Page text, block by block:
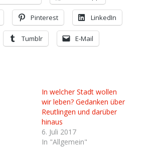
Pinterest LinkedIn
Tumblr E-Mail
In welcher Stadt wollen
wir leben? Gedanken über
Reutlingen und darüber
hinaus
6. Juli 2017
In "Allgemein"